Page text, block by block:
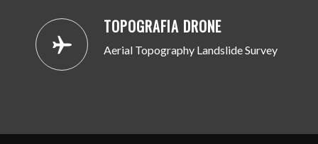
TOPOGRAFIA DRONE
Aerial Topography Landslide Survey